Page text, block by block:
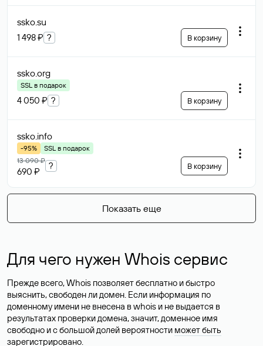
ssko.su
1 498 ₽ ? В корзину
ssko.org
SSL в подарок
4 050 ₽ ? В корзину
ssko.info
-95%
SSL в подарок
13 090 ₽
690 ₽
? В корзину
Показать еще
Для чего нужен Whois сервис
Прежде всего, Whois позволяет бесплатно и быстро
выяснить, свободен ли домен. Если информация по
доменному имени не внесена в whois и не выдается в
результатах проверки домена, значит, доменное имя
свободно и с большой долей вероятности может быть
зарегистрировано.